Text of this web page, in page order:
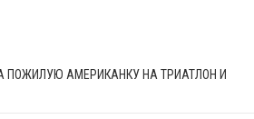
ПОЖИЛУЮ АМЕРИКАНКУ НА ТРИАТЛОН И